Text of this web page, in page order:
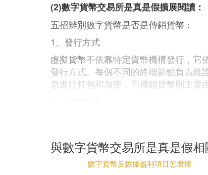
(2)數字貨幣交易所是真是假擴展閱讀：
五招辨別數字貨幣是否是傳銷貨幣：
1、發行方式
虛擬貨幣不依靠特定貨幣機構發行，它
發行方式。每個不同的終端節點負責維
息進行打包和加密，而傳銷貨幣則主要
虛擬貨幣是市場自發形成的零散交易
3、實現方式
虛擬貨幣本身是開源程序，在Github
與數字貨幣交易所是真是假
數字貨幣反數據盈利項目怎麼樣